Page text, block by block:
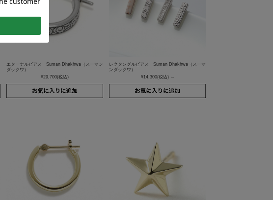
エターナルピアス Suman Dhakhwa（スーマン
ダックワ）
¥29,700(税込)
レクタングルピアス Suman Dhakhwa（スーマ
ンダックワ）
¥14,300(税込) ～